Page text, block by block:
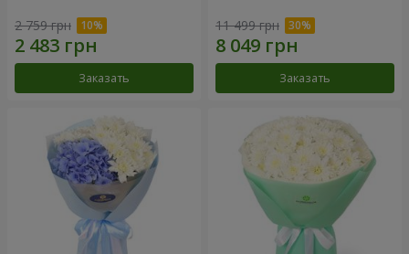
2 759 грн
Заказать
11 499 грн
Заказать